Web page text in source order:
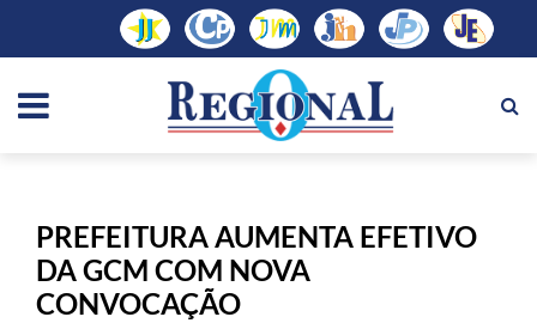
PREFEITURA AUMENTA EFETIVO
DA GCM COM NOVA
CONVOCAÇÃO